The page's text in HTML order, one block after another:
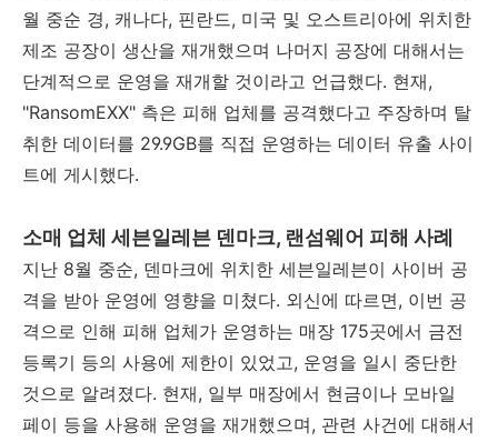
월 중순 경, 캐나다, 핀란드, 미국 및 오스트리아에 위치한
제조 공장이 생산을 재개했으며 나머지 공장에 대해서는
단계적으로 운영을 재개할 것이라고 언급했다. 현재,
"RansomEXX" 측은 피해 업체를 공격했다고 주장하며 탈
취한 데이터를 29.9GB를 직접 운영하는 데이터 유출 사이
트에 게시했다.
소매 업체 세븐일레븐 덴마크, 랜섬웨어 피해 사례
지난 8월 중순, 덴마크에 위치한 세븐일레븐이 사이버 공
격을 받아 운영에 영향을 미쳤다. 외신에 따르면, 이번 공
격으로 인해 피해 업체가 운영하는 매장 175곳에서 금전
등록기 등의 사용에 제한이 있었고, 운영을 일시 중단한
것으로 알려졌다. 현재, 일부 매장에서 현금이나 모바일
페이 등을 사용해 운영을 재개했으며, 관련 사건에 대해서